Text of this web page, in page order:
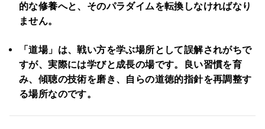
的な修養へと、そのパラダイムを転換しなければなり
ません。
「道場」は、戦い方を学ぶ場所として誤解されがちで
すが、実際には学びと成長の場です。良い習慣を育
み、傾聴の技術を磨き、自らの道徳的指針を再調整す
る場所なのです。